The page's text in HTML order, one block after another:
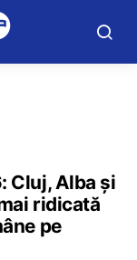
Cluj, Alba și
ridicată
pe